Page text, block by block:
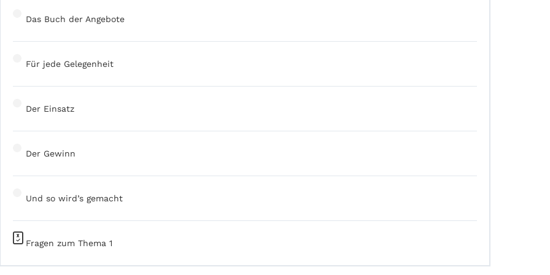
Das Buch der Angebote
Für jede Gelegenheit
Der Einsatz
Der Gewinn
Und so wird’s gemacht
Fragen zum Thema 1